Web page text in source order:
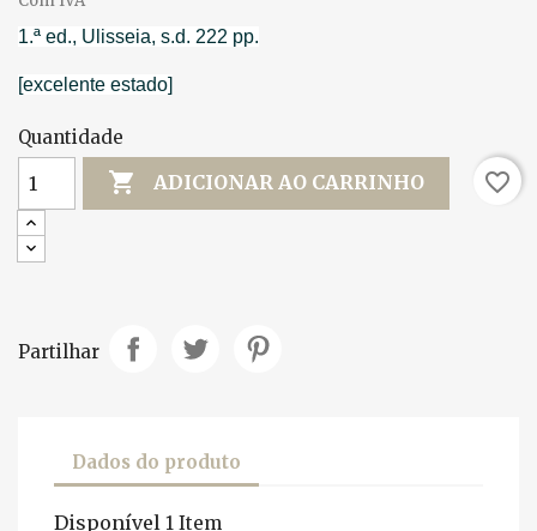
1.ª ed., Ulisseia, s.d. 222 pp.
[excelente estado]
Quantidade
 ADICIONAR AO CARRINHO favorite_border
Partilhar
Dados do produto
Disponível 1 Item